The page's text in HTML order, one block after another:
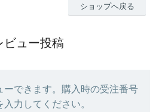
ショップへ戻る
ビュー投稿
ーできます。購入時の受注番号
力してください。